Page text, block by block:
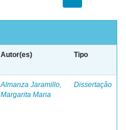
Autor(es) Tipo
Almanza Jaramillo,
Margarita Maria
Dissertação